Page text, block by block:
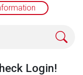
Login!
dort ggf. andere